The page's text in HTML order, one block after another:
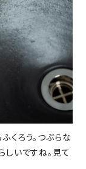
くろう。つぶらな
しいですね。見て